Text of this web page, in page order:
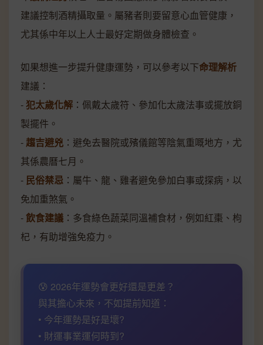
建議控制酒精攝取量。屬豬者則要留意心血管健康，
尤其係中年以上人士最好定期做身體檢查。
如果想進一步提升健康運勢，可以參考以下命理解析
建議：
-犯太歲化解 ：佩戴太歲符、參加化太歲法事或擺放銅
製擺件。
- 趨吉避兇 ：避免去醫院或殯儀館等陰氣重嘅地方，尤
其係農曆七月。
- 民俗禁忌 ：屬牛、龍、雞者避免參加白事或探病，以
免加重煞氣。
-飲食建議 ：多食綠色蔬菜同溫補食材，例如紅棗、枸
杞，有助增強免疫力。
😰 2026年運勢會更好還是更差？
與其擔心未來，不如提前知道：
• 今年運勢是好是壞?
• 財運事業運何時到?